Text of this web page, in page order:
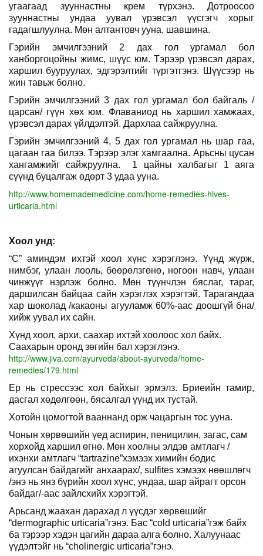
угаагаад зууннастны крем түрхэнэ. Дотроосоо
зууннастны ундаа уувал үрэвсэл үүсгэгч хорыг
гадагшлуулна. Мөн алтантовч ууна, шавшина.
Гэрийн эмчилгээний 2 дах гол ургамал бол
ханборгоцойны жимс, шүүс юм. Тэрээр үрэвсэл дарах,
харшил бууруулах, эдгэрэлтийг түргэтгэнэ. Шүүсээр нь
жин тавьж болно.
Гэрийн эмчилгээний 3 дах гол ургамал бол байгаль /
царсан/ гүүн хөх юм. Флаваниод нь харшил хамжаах,
үрэвсэл дарах үйлдэлтэй. Дархлаа сайжруулна.
Гэрийн эмчилгээний 4, 5 дах гол ургамал нь шар гаа,
цагаан гаа билээ. Тэрээр элэг хамгаална. Арьсны цусан
хангамжийг сайжруулна.
1 цайны халбагыг 1 аяга
сүүнд буцалгаж өдөрт 3 удаа ууна.
http://www.homemademedicine.com/home-remedies-hives-
urticaria.html
Хоол унд:
“С” аминдэм ихтэй хоол хүнс хэрэглэнэ. Үүнд жүрж,
нимбэг, улаан лооль, бөөрөлзгөнө, ногоон навч, улаан
чинжүүг нэрлэж болно. Мөн түүнчлэн бяслаг, тараг,
даршилсан байцаа сайн хэрэглэх хэрэгтэй. Тарагандаа
хар шоколад /какаоны агууламж 60%-аас доошгүй бна/
хийж уувал их сайн.
Хүнд хоол, архи, саахар ихтэй хоолоос хол байх.
Саахарын оронд зөгийн бал хэрэглэнэ.
http://www.jiva.com/ayurveda/about-ayurveda/home-
remedies/179.html
Ер нь стрессээс хол байхыг эрмэлз. Бриеийн тамир,
дасгал хөдөлгөөн, бясалгал үүнд их тустай.
Хотойн цомогтой вааннанд орж чацаргын тос ууна.
Чонын хөрвөшийн үед аспирин, пеницилин, загас, сам
хорхойд харшил өгнө. Мөн хоолны элдэв амтлагч /
ихэнхи амтлагч “tartrazine”хэмээх химийн бодис
агуулсан байдагийг анхаарах/, sulfites хэмээх нөөшлөгч
/энэ нь янз бүрийн хоол хүнс, ундаа, шар айрагт орсон
байдаг/-аас зайлсхийх хэрэгтэй.
Арьсанд жаахан дарахад л үүсдэг хөрвөшийг
“dermographic urticaria”гэнэ. Бас “cold urticaria”гэж байх
ба тэрээр хэдэн цагийн дараа алга болно. Халуунаас
үүдэлтэйг нь “cholinergic urticaria”гэнэ.